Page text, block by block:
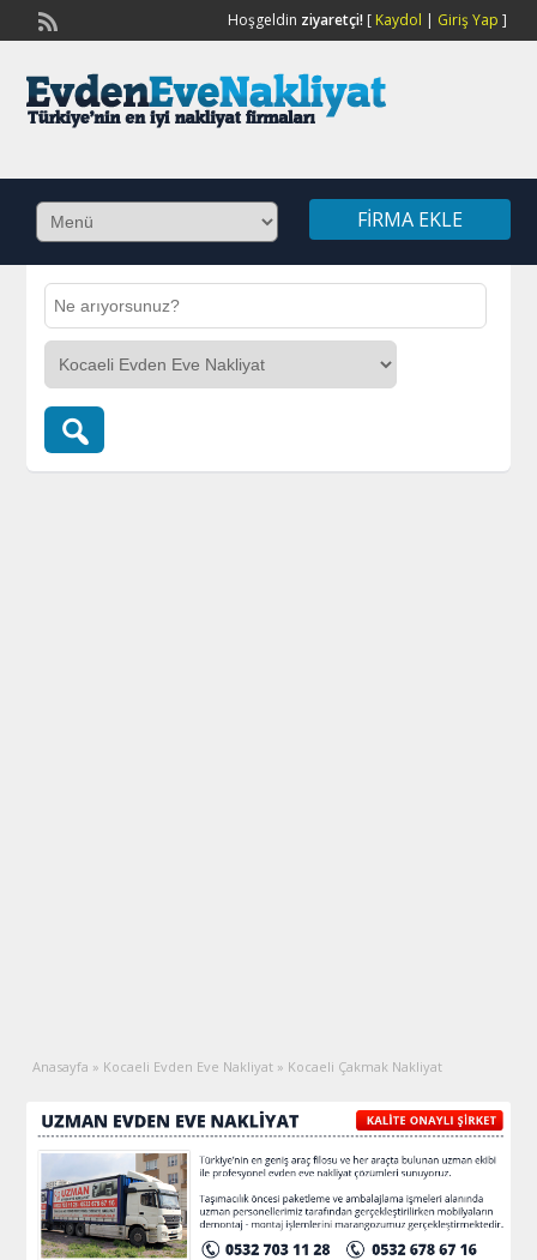
Hoşgeldin ziyaretçi![ Kaydol | Giriş Yap ]
FIRMA EKLE
Anasayfa » Kocaeli Evden Eve Nakliyat » Kocaeli Çakmak Nakliyat